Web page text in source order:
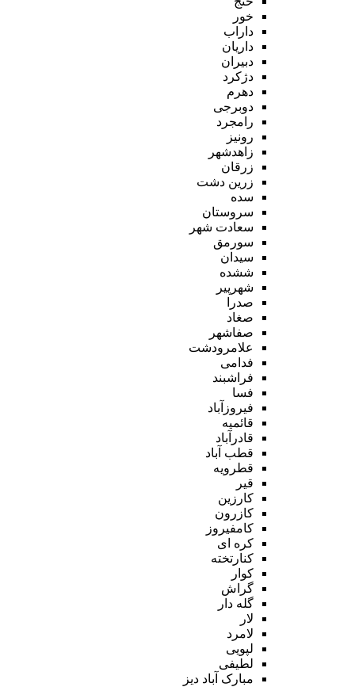
خور
داراب
داریان
دبیران
دژکرد
دهرم
دوبرجی
رامجرد
رونیز
زاهدشهر
زرقان
زرین دشت
سده
سروستان
سعادت شهر
سورمق
سیدان
ششده
شهرپیر
صدرا
صغاد
صفاشهر
علامرودشت
فدامی
فراشبند
فسا
فیروزآباد
قائمیه
قادرآباد
قطب آباد
قطرویه
قیر
کارزین
کازرون
کامفیروز
کره ای
کنارتخته
کوار
گراش
گله دار
لار
لامرد
لپویی
لطیفی
مبارک آباد دیز